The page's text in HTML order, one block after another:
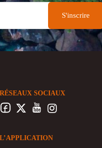
RÉSEAUX SOCIAUX
L’APPLICATION